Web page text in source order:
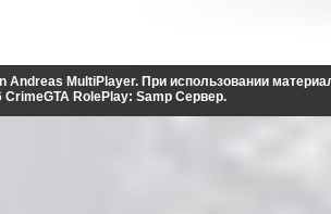
Andreas MultiPlayer. При использовании
CrimeGTA RolePlay: Samp Сервер.